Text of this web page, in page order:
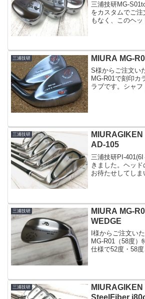
三浦技研MG-
をカスタムでご
もなく、このヘッ
三浦技研 MIURA MG-
S様からご注文い
MG-R01で刻印カ
ラブです。シャ
三浦技研
AD-105
三浦技研PI-
きました。ヘッ
お待たせしてしま
いヘ...
三浦技研
MIURA MG-
WEDGE
I様からご注文い
MG-R01（58度）
仕様で52度・58
フトは...
三浦技研